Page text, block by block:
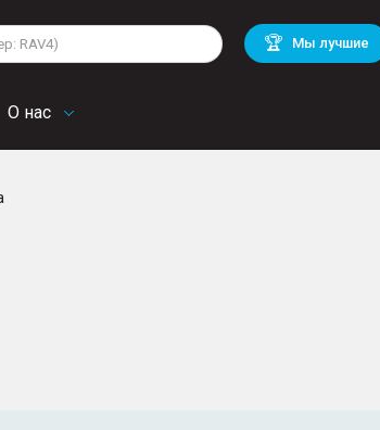
🏆 Мы лучшие
О нас
Mitsubishi BMW
Mercedes Benz Volvo